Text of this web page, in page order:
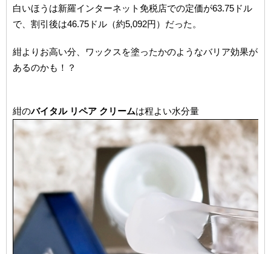
白いほうは新羅インターネット免税店での定価が63.75ドル
で、割引後は46.75ドル（約5,092円）だった。
紺よりお高い分、ワックスを塗ったかのようなバリア効果が
あるのかも！？
紺のバイタル リペア クリームは程よい水分量